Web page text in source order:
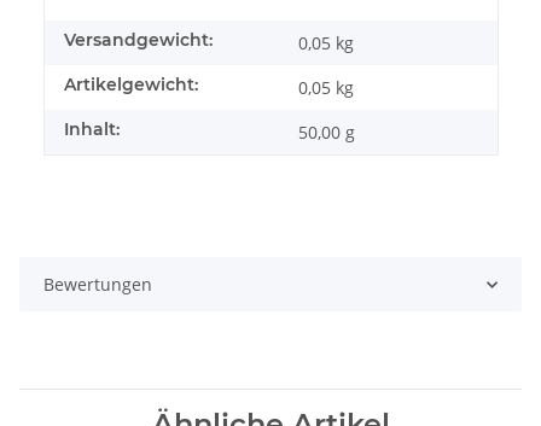
Versandgewicht: 0,05 kg
Artikelgewicht: 0,05 kg
Inhalt: 50,00 g
Bewertungen